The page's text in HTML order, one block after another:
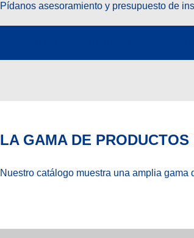
Pídanos asesoramiento y presupuesto de
LA GAMA DE
Nuestro catálogo muestra una amplia